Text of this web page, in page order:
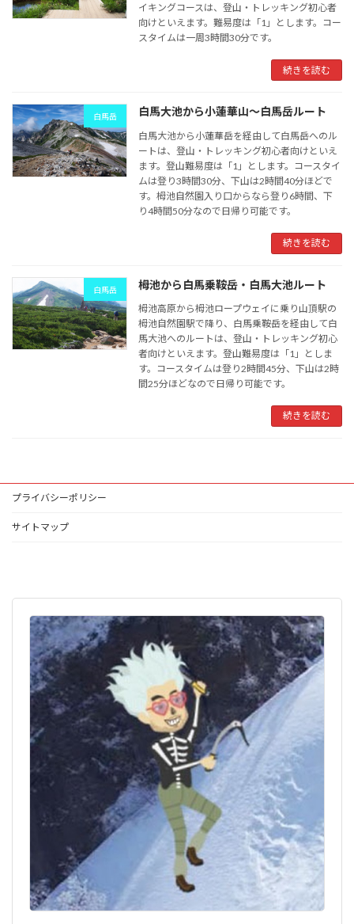
イキングコースは、登山・トレッキング初心者
向けといえます。難易度は「1」とします。コー
スタイムは一周3時間30分です。
続きを読む
白馬岳 白馬大池から小蓮華山～白馬岳ルート
白馬大池から小蓮華岳を経由して白馬岳へのル
ートは、登山・トレッキング初心者向けといえ
ます。登山難易度は「1」とします。コースタイ
ムは登り3時間30分、下山は2時間40分ほどで
す。栂池自然園入り口からなら登り6時間、下
り4時間50分なので日帰り可能です。
続きを読む
白馬岳 栂池から白馬乗鞍岳・白馬大池ルート
栂池高原から栂池ロープウェイに乗り山頂駅の
栂池自然園駅で降り、白馬乗鞍岳を経由して白
馬大池へのルートは、登山・トレッキング初心
者向けといえます。登山難易度は「1」としま
す。コースタイムは登り2時間45分、下山は2時
間25分ほどなので日帰り可能です。
続きを読む
プライバシーポリシー
サイトマップ